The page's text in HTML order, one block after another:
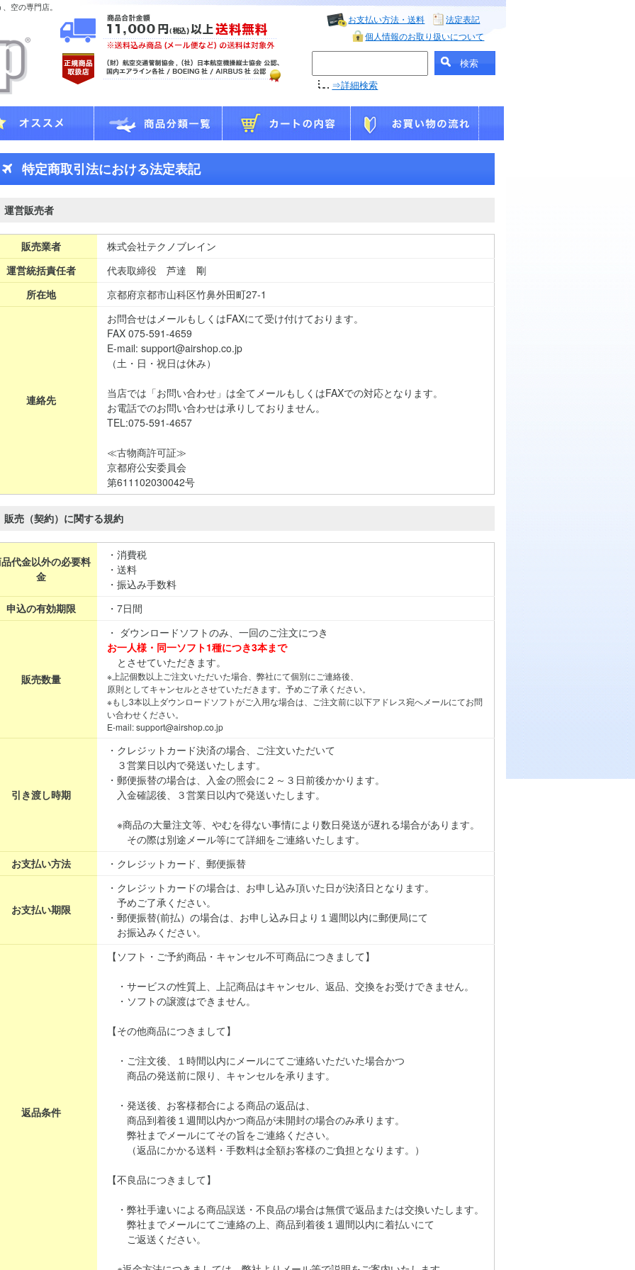
空の専門店。
お支払い方法・送料
法定表記
個人情報のお取り扱いについて
⇒詳細検索
特定商取引法における法定表記
運営販売者
販売業者
株式会社テクノブレイン
運営統括責任者
代表取締役 芦達 剛
所在地
京都府京都市山科区竹鼻外田町27-1
連絡先
お問合せはメールもしくはFAXにて受け付けております。
FAX 075-591-4659
E-mail: support@airshop.co.jp
（土・日・祝日は休み）
当店では「お問い合わせ」は全てメールもしくはFAXでの対応となります。
お電話でのお問い合わせは承りしておりません。
TEL:075-591-4657
≪古物商許可証≫
京都府公安委員会
第611102030042号
販売（契約）に関する規約
代金以外の必要料
金
・消費税
・送料
・振込み手数料
申込の有効期限
・7日間
販売数量
・ ダウンロードソフトのみ、一回のご注文につき
お一人様・同一ソフト1種につき3本まで
とさせていただきます。
※上記個数以上ご注文いただいた場合、弊社にて個別にご連絡後、
原則としてキャンセルとさせていただきます。予めご了承ください。
※もし3本以上ダウンロードソフトがご入用な場合は、ご注文前に以下アドレス宛へメールにてお問
い合わせください。
E-mail: support@airshop.co.jp
引き渡し時期
・クレジットカード決済の場合、ご注文いただいて
３営業日以内で発送いたします。
・郵便振替の場合は、入金の照会に２～３日前後かかります。
入金確認後、３営業日以内で発送いたします。
※商品の大量注文等、やむを得ない事情により数日発送が遅れる場合があります。
その際は別途メール等にて詳細をご連絡いたします。
お支払い方法
・クレジットカード、郵便振替
お支払い期限
・クレジットカードの場合は、お申し込み頂いた日が決済日となります。
予めご了承ください。
・郵便振替(前払）の場合は、お申し込み日より１週間以内に郵便局にて
お振込みください。
返品条件
【ソフト・ご予約商品・キャンセル不可商品につきまして】
・サービスの性質上、上記商品はキャンセル、返品、交換をお受けできません。
・ソフトの譲渡はできません。
【その他商品につきまして】
・ご注文後、１時間以内にメールにてご連絡いただいた場合かつ
商品の発送前に限り、キャンセルを承ります。
・発送後、お客様都合による商品の返品は、
商品到着後１週間以内かつ商品が未開封の場合のみ承ります。
弊社までメールにてその旨をご連絡ください。
（返品にかかる送料・手数料は全額お客様のご負担となります。）
【不良品につきまして】
・弊社手違いによる商品誤送・不良品の場合は無償で返品または交換いたします。
弊社までメールにてご連絡の上、商品到着後１週間以内に着払いにて
ご返送ください。